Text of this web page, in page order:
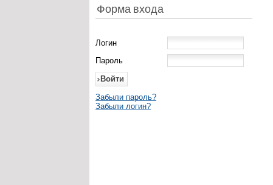
Форма входа
Логин
Пароль
Забыли пароль?
Забыли логин?